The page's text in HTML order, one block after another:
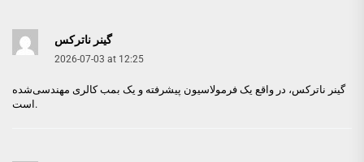
گینر ناترکس
2026-07-03 at 12:25
گینر ناترکس، در واقع یک فرمولاسیون پیشرفته و یک بمب کالری مهندسی‌شده
است.